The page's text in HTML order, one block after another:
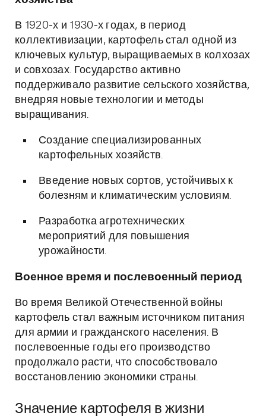
В 1920-х и 1930-х годах, в период
коллективизации, картофель стал одной из
ключевых культур, выращиваемых в колхозах
и совхозах. Государство активно
поддерживало развитие сельского хозяйства,
внедряя новые технологии и методы
выращивания.
Создание специализированных
картофельных хозяйств.
Введение новых сортов, устойчивых к
болезням и климатическим условиям.
Разработка агротехнических
мероприятий для повышения
урожайности.
Военное время и послевоенный период
Во время Великой Отечественной войны
картофель стал важным источником питания
для армии и гражданского населения. В
послевоенные годы его производство
продолжало расти, что способствовало
восстановлению экономики страны.
Значение картофеля в жизни